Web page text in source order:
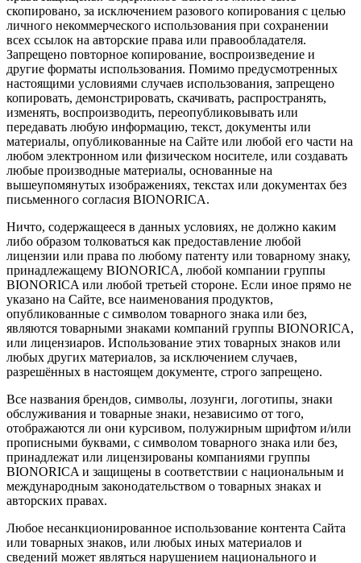
скопировано, за исключением разового копирования с целью
личного некоммерческого использования при сохранении
всех ссылок на авторские права или правообладателя.
Запрещено повторное копирование, воспроизведение и
другие форматы использования. Помимо предусмотренных
настоящими условиями случаев использования, запрещено
копировать, демонстрировать, скачивать, распространять,
изменять, воспроизводить, переопубликовывать или
передавать любую информацию, текст, документы или
материалы, опубликованные на Сайте или любой его части на
любом электронном или физическом носителе, или создавать
любые производные материалы, основанные на
вышеупомянутых изображениях, текстах или документах без
письменного согласия BIONORICA.
Ничто, содержащееся в данных условиях, не должно каким
либо образом толковаться как предоставление любой
лицензии или права по любому патенту или товарному знаку,
принадлежащему BIONORICA, любой компании группы
BIONORICA или любой третьей стороне. Если иное прямо не
указано на Сайте, все наименования продуктов,
опубликованные с символом товарного знака или без,
являются товарными знаками компаний группы BIONORICA,
или лицензиаров. Использование этих товарных знаков или
любых других материалов, за исключением случаев,
разрешённых в настоящем документе, строго запрещено.
Все названия брендов, символы, лозунги, логотипы, знаки
обслуживания и товарные знаки, независимо от того,
отображаются ли они курсивом, полужирным шрифтом и/или
прописными буквами, с символом товарного знака или без,
принадлежат или лицензированы компаниями группы
BIONORICA и защищены в соответствии с национальным и
международным законодательством о товарных знаках и
авторских правах.
Любое несанкционированное использование контента Сайта
или товарных знаков, или любых иных материалов и
сведений может являться нарушением национального и